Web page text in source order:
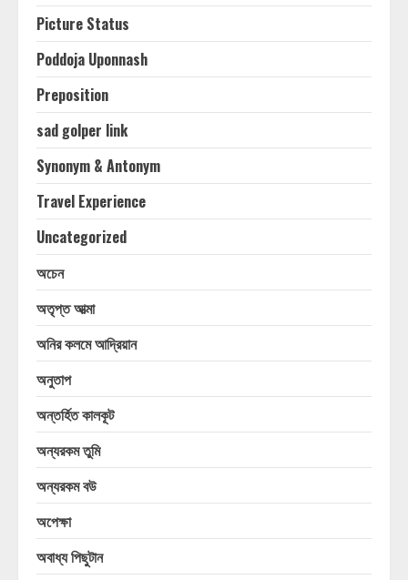
Picture Status
Poddoja Uponnash
Preposition
sad golper link
Synonym & Antonym
Travel Experience
Uncategorized
অচেন
অতৃপ্ত আত্মা
অনির কলমে আদ্রিয়ান
অনুতাপ
অন্তর্হিত কালকূট
অন্যরকম তুমি
অন্যরকম বউ
অপেক্ষা
অবাধ্য পিছুটান